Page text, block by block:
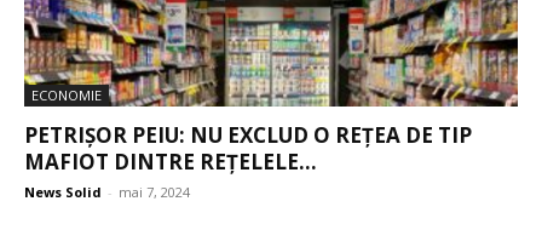
ECONOMIE
PETRIȘOR PEIU: NU EXCLUD O REȚEA DE TIP
MAFIOT DINTRE REȚELELE...
News Solid - mai 7, 2024